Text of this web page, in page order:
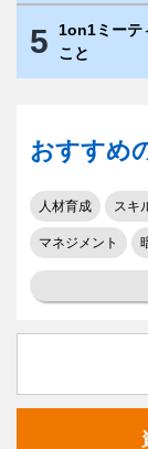
5
1on1ミーテ
こと
おすすめ
人材育成 スキ
マネジメント